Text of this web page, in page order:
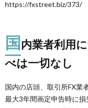
https://fxstreet.biz/373/
国内業者利用
べは一切なし
国内の店頭、取引所FX業
最大3年間画定申告時に